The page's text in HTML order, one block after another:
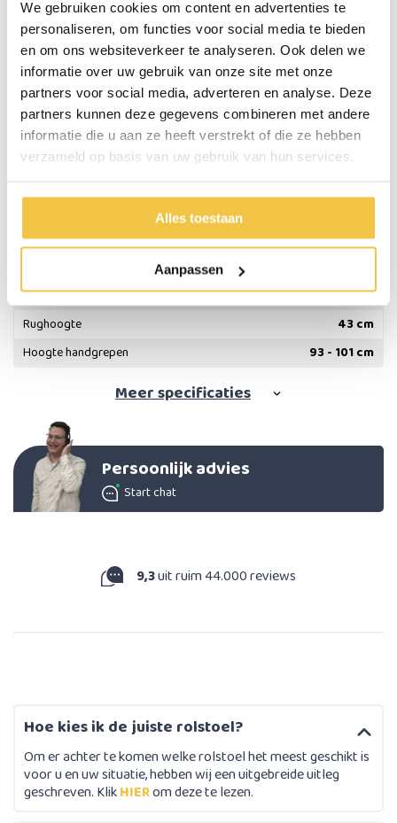
We gebruiken cookies om content en advertenties te
personaliseren, om functies voor social media te bieden
en om ons websiteverkeer te analyseren. Ook delen we
informatie over uw gebruik van onze site met onze
partners voor social media, adverteren en analyse. Deze
partners kunnen deze gegevens combineren met andere
informatie die u aan ze heeft verstrekt of die ze hebben
verzameld op basis van uw gebruik van hun services.
Alles toestaan
Aanpassen
Kijk ook eenshier bij al onze lichtgewicht rolstoelen.
Belangrijke eigenschappen:
Totaal gewicht: 9,9 kg
Kleur: rood, blauw of grijs
Specificaties
Zithoogte
50 cm
Zitdiepte
43 cm
Rughoogte
43 cm
Hoogte handgrepen
93 - 101 cm
Meerspecificaties
Persoonlijk advies
Start chat
9,3uit ruim 44.000 reviews
Hoe kies ik de juiste rolstoel?
Om er achter te komen welke rolstoel het meest geschikt is
voor u en uw situatie, hebben wij een uitgebreide uitleg
geschreven. KlikHIERom deze te lezen.